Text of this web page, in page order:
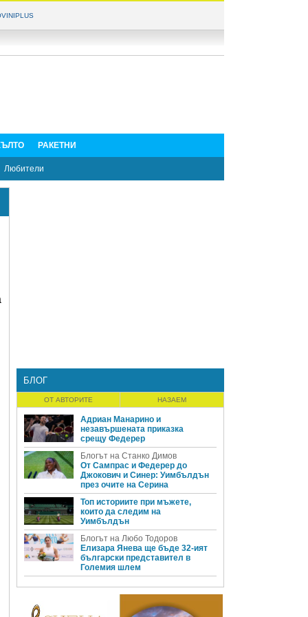
РАКЕТНИ
Любители
БЛОГ
ОТ АВТОРИТЕ НАЗАЕМ
Адриан Манарино и
незавършената приказка
срещу Федерер
Блогът на Станко Димов
От Сампрас и Федерер до
Джокович и Синер: Уимбълдън
през очите на Серина
Топ историите при мъжете,
които да следим на
Уимбълдън
Блогът на Любо Тодоров
Елизара Янева ще бъде 32-ият
български представител в
Големия шлем